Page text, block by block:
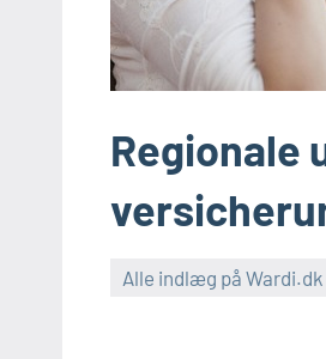
Regionale
Alle indlæg på Wardi.dk